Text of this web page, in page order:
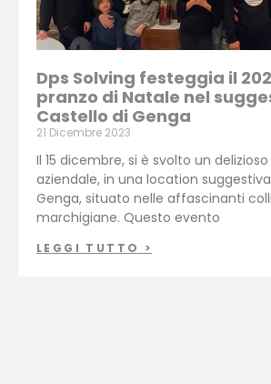
Dps Solving festeggia il
pranzo di Natale nel
Castello di Genga
21 Dicembre 2023
Il 15 dicembre, si è svolto un
aziendale, in una location
Genga, situato nelle affascinanti
marchigiane. Questo evento
LEGGI TUTTO >